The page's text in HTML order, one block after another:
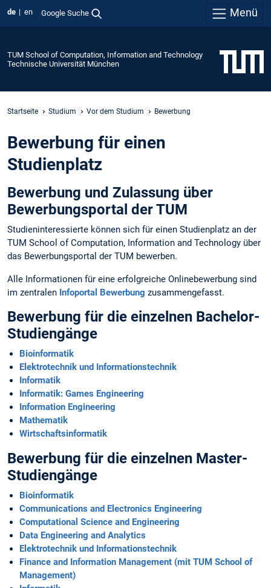
de en Google Suche Menü
TUM School of Computation, Information and Technology
Technische Universität München
Startseite Studium Vor dem Studium Bewerbung
Bewerbung für einen
Studienplatz
Bewerbung und Zulassung über
Bewerbungsportal der TUM
Studieninteressierte können sich für einen Studienplatz an der
TUM School of Computation, Information and Technology über
das Bewerbungsportal der TUM bewerben.
Alle Informationen für eine erfolgreiche Onlinebewerbung sind
im zentralen Infoportal Bewerbung zusammengefasst.
Bewerbung für die einzelnen Bachelor-
Studiengänge
Bioinformatik
Elektrotechnik und Informationstechnik
Informatik
Informatik: Games Engineering
Information Engineering
Mathematik
Wirtschaftsinformatik
Bewerbung für die einzelnen Master-
Studiengänge
Bioinformatik
Communications and Electronics Engineering
Computational Science and Engineering
Data Engineering and Analytics
Elektrotechnik und Informationstechnik
Finance and Information Management (mit TUM School of
Management)